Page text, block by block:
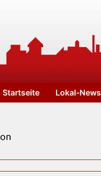
Startseite Lokal-News